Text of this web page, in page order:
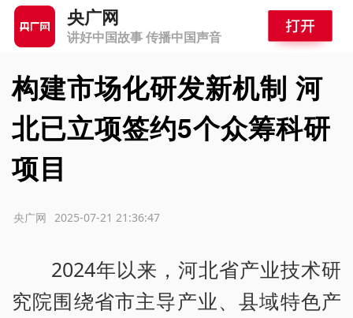
央广网
讲好中国故事 传播中国声音
构建市场化研发新机制 河
北已立项签约5个众筹科研
项目
2025-07-21 21:36:47
央广网
2024年以来，河北省产业技术研
究院围绕省市主导产业、县域特色产